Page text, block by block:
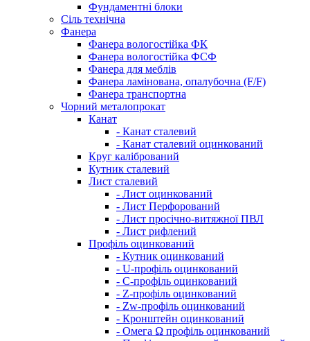
Фундаментні блоки
Сіль технічна
Фанера
Фанера вологостійка ФК
Фанера вологостійка ФСФ
Фанера для меблів
Фанера ламінована, опалубочна (F/F)
Фанера транспортна
Чорний металопрокат
Канат
- Канат сталевий
- Канат сталевий оцинкований
Круг калібрований
Кутник сталевий
Лист сталевий
- Лист оцинкований
- Лист Перфорований
- Лист просічно-витяжної ПВЛ
- Лист рифлений
Профіль оцинкований
- Кутник оцинкований
- U-профіль оцинкований
- С-профіль оцинкований
- Z-профіль оцинкований
- Zw-профіль оцинкований
- Кронштейн оцинкований
- Омега Ω профіль оцинкований